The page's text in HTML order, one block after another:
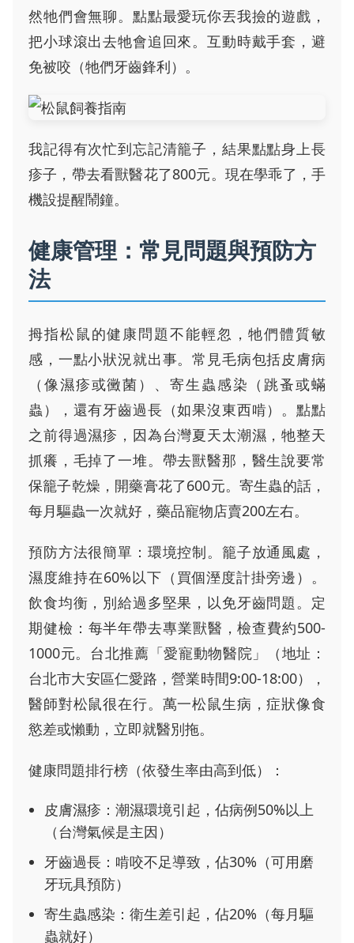
然牠們會無聊。點點最愛玩你丟我撿的遊戲，
把小球滾出去牠會追回來。互動時戴手套，避
免被咬（牠們牙齒鋒利）。
我記得有次忙到忘記清籠子，結果點點身上長
疹子，帶去看獸醫花了800元。現在學乖了，手
機設提醒鬧鐘。
健康管理：常見問題與預防方
法
拇指松鼠的健康問題不能輕忽，牠們體質敏
感，一點小狀況就出事。常見毛病包括皮膚病
（像濕疹或黴菌）、寄生蟲感染（跳蚤或蟎
蟲），還有牙齒過長（如果沒東西啃）。點點
之前得過濕疹，因為台灣夏天太潮濕，牠整天
抓癢，毛掉了一堆。帶去獸醫那，醫生說要常
保籠子乾燥，開藥膏花了600元。寄生蟲的話，
每月驅蟲一次就好，藥品寵物店賣200左右。
預防方法很簡單：環境控制。籠子放通風處，
濕度維持在60%以下（買個溼度計掛旁邊）。
飲食均衡，別給過多堅果，以免牙齒問題。定
期健檢：每半年帶去專業獸醫，檢查費約500-
1000元。台北推薦「愛寵動物醫院」（地址：
台北市大安區仁愛路，營業時間9:00-18:00），
醫師對松鼠很在行。萬一松鼠生病，症狀像食
慾差或懶動，立即就醫別拖。
健康問題排行榜（依發生率由高到低）：
皮膚濕疹：潮濕環境引起，佔病例50%以上
（台灣氣候是主因）
牙齒過長：啃咬不足導致，佔30%（可用磨
牙玩具預防）
寄生蟲感染：衛生差引起，佔20%（每月驅
蟲就好）